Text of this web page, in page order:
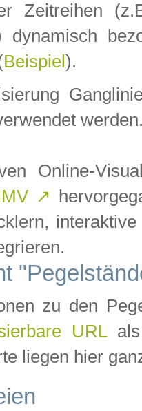
Zeitreihen
dynamisch
Beispiel ).
Online-
↗
zu den
URLals
liegen hier